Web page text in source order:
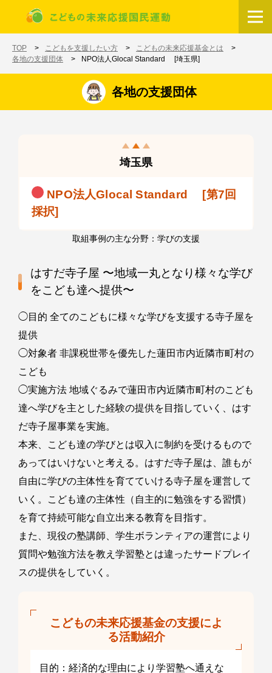
メインコンテンツに移動
TOP こどもを支援したい方
こどもの未来応援基金とは
各地の支援団体
NPO法人Glocal Standard [埼玉県]
各地の支援団体
埼玉県
NPO法人Glocal Standard [第7回
採択]
取組事例の主な分野：学びの支援
はすだ寺子屋 〜地域一丸となり様々な学び
をこども達へ提供〜
◯目的 全てのこどもに様々な学びを支援する寺子屋を
提供
◯対象者 非課税世帯を優先した蓮田市内近隣市町村の
こども
◯実施方法 地域ぐるみで蓮田市内近隣市町村のこども
達へ学びを主とした経験の提供を目指していく、はす
だ寺子屋事業を実施。
本来、こども達の学びとは収入に制約を受けるもので
あってはいけないと考える。はすだ寺子屋は、誰もが
自由に学びの主体性を育てていける寺子屋を運営して
いく。こども達の主体性（自主的に勉強をする習慣）
を育て持続可能な自立出来る教育を目指す。
また、現役の塾講師、学生ボランティアの運営により
質問や勉強方法を教え学習塾とは違ったサードプレイ
スの提供をしていく。
こどもの未来応援基金の支援によ
る活動紹介
目的：経済的な理由により学習塾へ通えな